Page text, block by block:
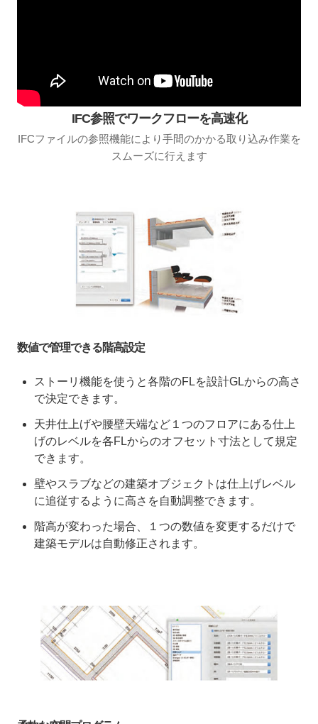
IFC参照でワークフローを高速化
IFCファイルの参照機能により手間のかかる取り込み作業を
スムーズに行えます
数値で管理できる階高設定
ストーリ機能を使うと各階のFLを設計GLからの高さ
で決定できます。
天井仕上げや腰壁天端など１つのフロアにある仕上
げのレベルを各FLからのオフセット寸法として規定
できます。
壁やスラブなどの建築オブジェクトは仕上げレベル
に追従するように高さを自動調整できます。
階高が変わった場合、１つの数値を変更するだけで
建築モデルは自動修正されます。